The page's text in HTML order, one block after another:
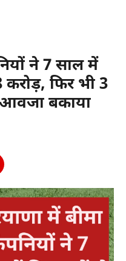
ने 7 साल में
फिर भी 3
बकाया